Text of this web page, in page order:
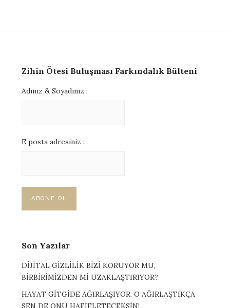
Zihin Ötesi Buluşması Farkındalık Bülteni
Adınız & Soyadınız :
E posta adresiniz :
Son Yazılar
DİJİTAL GİZLİLİK BİZİ KORUYOR MU,
BİRBİRİMİZDEN Mİ UZAKLAŞTIRIYOR?
HAYAT GİTGİDE AĞIRLAŞIYOR. O AĞIRLAŞTIKÇA
SEN DE ONU HAFİFLETECEKSİN!